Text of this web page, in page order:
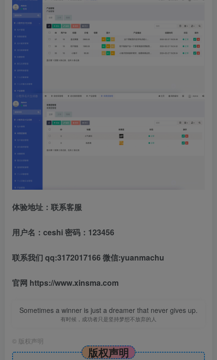
体验地址：联系客服
用户名：ceshi 密码：123456
联系我们 qq:3172017166 微信:yuanmachu
官网 https://www.xinsma.com
Sometimes a winner is just a dreamer that never gives up.
有时候，成功者只是坚持梦想不放弃的人
© 版权声明
版权声明